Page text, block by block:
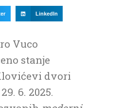
LinkedIn
Vuco
stanje
dvori
6. 2025.